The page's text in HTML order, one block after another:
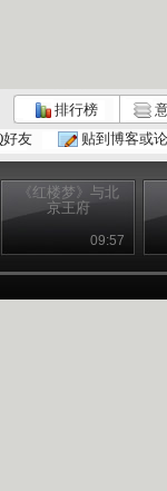
排行榜
好友 贴到博客或
《红楼梦》与北
京王府
09:57